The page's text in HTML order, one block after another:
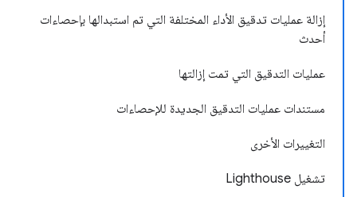
إزالة عمليات تدقيق الأداء المختلفة التي تم استبدالها بإحصاءات
أحدث
عمليات التدقيق التي تمت إزالتها
مستندات عمليات التدقيق الجديدة للإحصاءات
التغييرات الأخرى
تشغيل Lighthouse